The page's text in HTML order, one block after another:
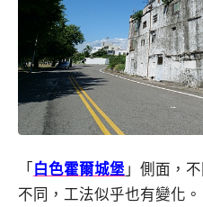
「白色霍爾城堡」側面，
不同，工法似乎也有變化。